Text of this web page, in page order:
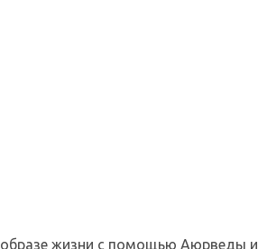
образе жизни с помощью Аюрведы и